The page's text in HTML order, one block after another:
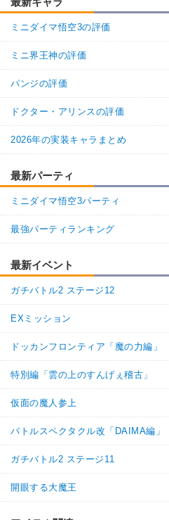
ミニダイマ悟空3の評価
ミニ界王神の評価
パンジの評価
ドクター・アリンスの評価
2026年の実装キャラまとめ
最新パーティ
ミニダイマ悟空3パーティ
最強パーティランキング
最新イベント
ガチバトル2 ステージ12
EXミッション
ドッカンフロンティア「魔の力編」
特別編「雲の上のすんげぇ稽古」
仮面の魔人参上
バトルスペクタクル改「DAIMA編」
ガチバトル2 ステージ11
開眼する大魔王